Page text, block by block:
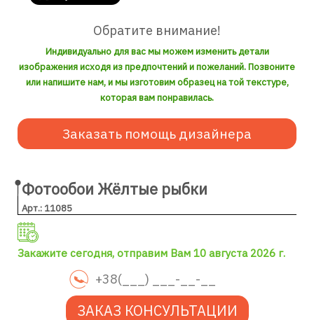
Обратите внимание!
Индивидуально для вас мы можем изменить детали
изображения исходя из предпочтений и пожеланий. Позвоните
или напишите нам, и мы изготовим образец на той текстуре,
которая вам понравилась.
Заказать помощь дизайнера
Фотообои Жёлтые рыбки
Арт.: 11085
Закажите сегодня, отправим Вам 10 августа 2026 г.
ЗАКАЗ КОНСУЛЬТАЦИИ